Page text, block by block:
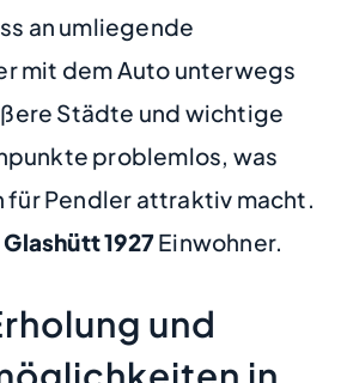
an umliegende
mit dem Auto unterwegs
Städte und wichtige
problemlos, was
für Pendler attraktiv macht.
Glashütt1927Einwohner.
und